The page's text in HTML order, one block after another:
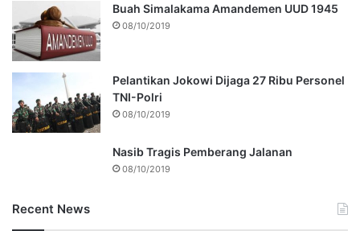
Buah Simalakama Amandemen UUD 1945
08/10/2019
Pelantikan Jokowi Dijaga 27 Ribu Personel
TNI-Polri
08/10/2019
Nasib Tragis Pemberang Jalanan
08/10/2019
Recent News